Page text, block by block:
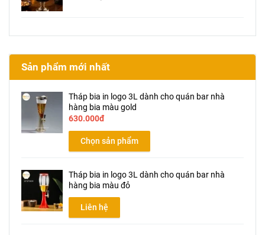
Sản phẩm mới nhất
Tháp bia in logo 3L dành cho quán bar nhà
hàng bia màu gold
630.000đ
Chọn sản phẩm
Tháp bia in logo 3L dành cho quán bar nhà
hàng bia màu đỏ
Liên hệ